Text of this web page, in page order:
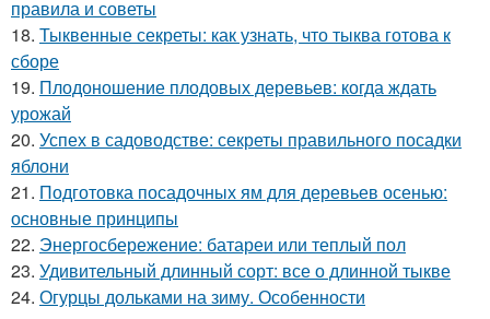
правила и советы
18. Тыквенные секреты: как узнать, что тыква готова к
сборе
19. Плодоношение плодовых деревьев: когда ждать
урожай
20. Успех в садоводстве: секреты правильного посадки
яблони
21. Подготовка посадочных ям для деревьев осенью:
основные принципы
22. Энергосбережение: батареи или теплый пол
23. Удивительный длинный сорт: все о длинной тыкве
24. Огурцы дольками на зиму. Особенности